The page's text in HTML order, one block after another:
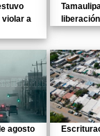
violar a
agosto